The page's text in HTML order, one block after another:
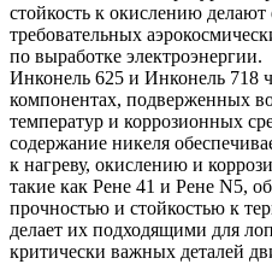
стойкость к окислению
требовательных
по выработке электроэнергии.
Инконель 625 и Инконель 718
компонентах, подверженных
температур и коррозионных
содержание никеля
к нагреву, окислению и
такие как Рене 41 и Рене N5,
прочностью и стойкостью к
делает их подходящими для
критически важных деталей